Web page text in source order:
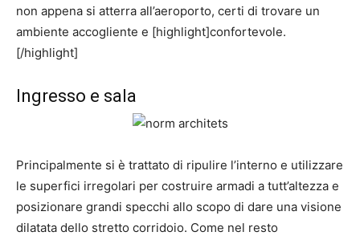
non appena si atterra all’aeroporto, certi di trovare un
ambiente accogliente e [highlight]confortevole.
[/highlight]
Ingresso e sala
Principalmente si è trattato di ripulire l’interno e utilizzare
le superfici irregolari per costruire armadi a tutt’altezza e
posizionare grandi specchi allo scopo di dare una visione
dilatata dello stretto corridoio. Come nel resto